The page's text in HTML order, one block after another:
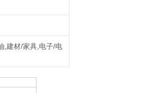
,建材/家具,电子/电